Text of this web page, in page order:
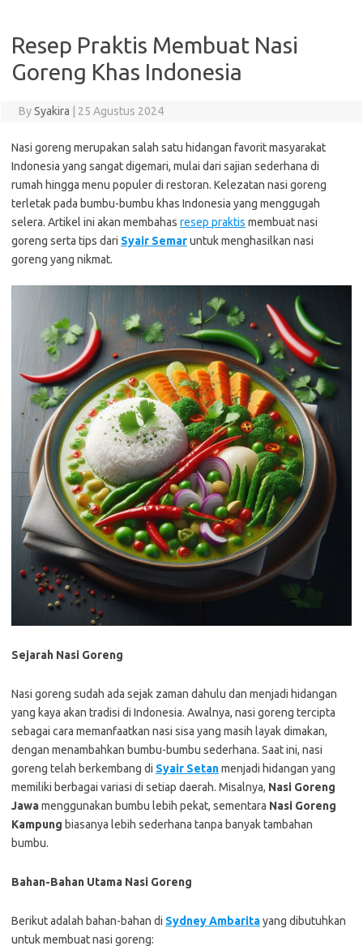
Resep Praktis Membuat Nasi
Goreng Khas Indonesia
BySyakira 25 Agustus 2024
Nasi goreng merupakan salah satu hidangan favorit masyarakat
Indonesia yang sangat digemari, mulai dari sajian sederhana di
rumah hingga menu populer di restoran. Kelezatan nasi goreng
terletak pada bumbu-bumbu khas Indonesia yang menggugah
selera. Artikel ini akan membahas resep praktis membuat nasi
goreng serta tips dari Syair Semaruntuk menghasilkan nasi
goreng yang nikmat.
Sejarah Nasi Goreng
Nasi goreng sudah ada sejak zaman dahulu dan menjadi hidangan
yang kaya akan tradisi di Indonesia. Awalnya, nasi goreng tercipta
sebagai cara memanfaatkan nasi sisa yang masih layak dimakan,
dengan menambahkan bumbu-bumbu sederhana. Saat ini, nasi
goreng telah berkembang di Syair Setanmenjadi hidangan yang
memiliki berbagai variasi di setiap daerah. Misalnya, Nasi Goreng
Jawamenggunakan bumbu lebih pekat, sementara Nasi Goreng
Kampung biasanya lebih sederhana tanpa banyak tambahan
bumbu.
Bahan-Bahan Utama Nasi Goreng
Berikut adalah bahan-bahan di Sydney Ambaritayang dibutuhkan
untuk membuat nasi goreng: